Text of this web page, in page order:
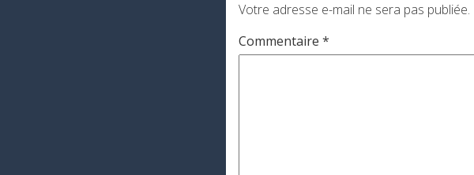
Votre adresse e-mail ne sera pas publiée.
Commentaire *